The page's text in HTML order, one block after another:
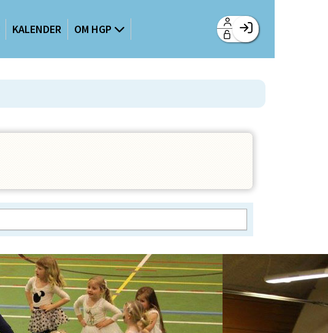
KALENDER OM HGP
Glemt password
Log ind